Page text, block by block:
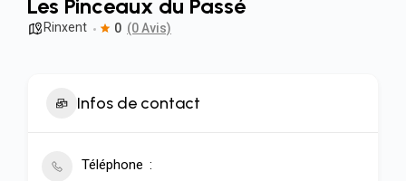
Les Pinceaux du Passé
Rinxent 0 (0 Avis)
Infos de contact
Téléphone